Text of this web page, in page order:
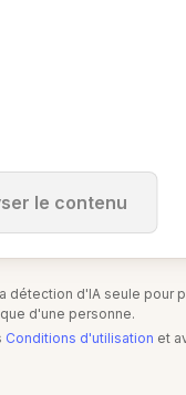
le contenu
d'IA seule
d'une personne.
Conditions d'utilisation et